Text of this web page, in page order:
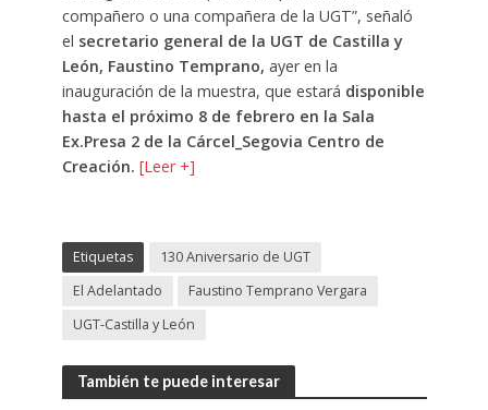
compañero o una compañera de la UGT”, señaló
el secretario general de la UGT de Castilla y
León, Faustino Temprano, ayer en la
inauguración de la muestra, que estará disponible
hasta el próximo 8 de febrero en la Sala
Ex.Presa 2 de la Cárcel_Segovia Centro de
Creación. [Leer +]
Etiquetas
130 Aniversario de UGT
El Adelantado
Faustino Temprano Vergara
UGT-Castilla y León
También te puede interesar